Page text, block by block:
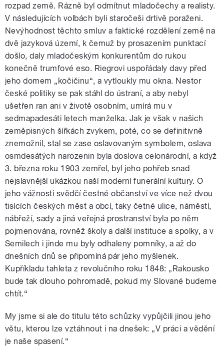
rozpad země. Rázně byl odmítnut mladočechy a realisty.
V následujících volbách byli staročeši drtivě poraženi.
Nevýhodnost těchto smluv a faktické rozdělení země na
dvě jazyková území, k čemuž by prosazením punktací
došlo, daly mladočeským konkurentům do rukou
konečně trumfové eso. Riegrovi uspořádaly davy před
jeho domem „kočičinu“, a vytloukly mu okna. Nestor
české politiky se pak stáhl do ústraní, a aby nebyl
ušetřen ran ani v životě osobním, umírá mu v
sedmapadesáti letech manželka. Jak je však v našich
zeměpisných šířkách zvykem, poté, co se definitivně
znemožnil, stal se zase oslavovaným symbolem, oslava
osmdesátých narozenin byla doslova celonárodní, a když
3. března roku 1903 zemřel, byl jeho pohřeb snad
nejslavnější ukázkou naší moderní funerální kultury. O
jeho vážnosti svědčí čestné občanství ve více než dvou
tisících českých měst a obcí, taky četné ulice, náměstí,
nábřeží, sady a jiná veřejná prostranství byla po něm
pojmenována, rovněž školy a další instituce a spolky, a v
Semilech i jinde mu byly odhaleny pomníky, a až do
dnešních dnů se připomíná pár jeho myšlenek.
Kupříkladu tahleta z revolučního roku 1848: „Rakousko
bude tak dlouho pohromadě, pokud my Slované budeme
chtít.“
My jsme si ale do titulu této schůzky vypůjčili jinou jeho
větu, kterou lze vztáhnout i na dnešek: „V práci a vědění
je naše spasení.“